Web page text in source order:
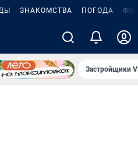
ЗНАКОМСТВА ПОГОДА
Застройщики